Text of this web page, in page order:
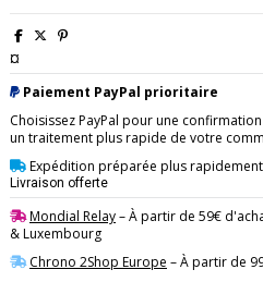
¤
Paiement PayPal prioritaire
Choisissez PayPal pour une
un traitement plus rapide de votre
Expédition préparée plus
Livraison offerte
Mondial Relay– À partir de 59€
& Luxembourg
Chrono 2Shop Europe – À partir de